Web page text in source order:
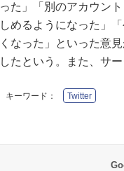
った」「別のアカウン
しめるようになった」
くなった」といった意
したという。また、サ
キーワード： Twitter